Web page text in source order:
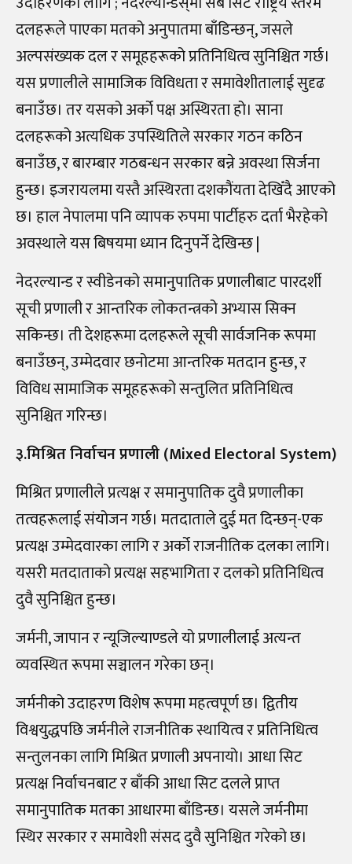
दलहरूले पाएका मतको अनुपातमा बाँडिन्छन्, जसले
अल्पसंख्यक दल र समूहहरूको प्रतिनिधित्व सुनिश्चित गर्छ।
यस प्रणालीले सामाजिक विविधता र समावेशीतालाई सुदृढ
बनाउँछ। तर यसको अर्को पक्ष अस्थिरता हो। साना
दलहरूको अत्यधिक उपस्थितिले सरकार गठन कठिन
बनाउँछ, र बारम्बार गठबन्धन सरकार बन्ने अवस्था सिर्जना
हुन्छ। इजरायलमा यस्तै अस्थिरता दशकौंयता देखिँदै आएको
छ। हाल नेपालमा पनि व्यापक रुपमा पार्टीहरु दर्ता भैरहेको
अवस्थाले यस बिषयमा ध्यान दिनुपर्ने देखिन्छ |
नेदरल्यान्ड र स्वीडेनको समानुपातिक प्रणालीबाट पारदर्शी
सूची प्रणाली र आन्तरिक लोकतन्त्रको अभ्यास सिक्न
सकिन्छ। ती देशहरूमा दलहरूले सूची सार्वजनिक रूपमा
बनाउँछन्, उम्मेदवार छनोटमा आन्तरिक मतदान हुन्छ, र
विविध सामाजिक समूहहरूको सन्तुलित प्रतिनिधित्व
सुनिश्चित गरिन्छ।
३.मिश्रित निर्वाचन प्रणाली (Mixed Electoral System)
मिश्रित प्रणालीले प्रत्यक्ष र समानुपातिक दुवै प्रणालीका
तत्वहरूलाई संयोजन गर्छ। मतदाताले दुई मत दिन्छन्-एक
प्रत्यक्ष उम्मेदवारका लागि र अर्को राजनीतिक दलका लागि।
यसरी मतदाताको प्रत्यक्ष सहभागिता र दलको प्रतिनिधित्व
दुवै सुनिश्चित हुन्छ।
जर्मनी, जापान र न्यूजिल्याण्डले यो प्रणालीलाई अत्यन्त
व्यवस्थित रूपमा सञ्चालन गरेका छन्।
जर्मनीको उदाहरण विशेष रूपमा महत्वपूर्ण छ। द्वितीय
विश्वयुद्धपछि जर्मनीले राजनीतिक स्थायित्व र प्रतिनिधित्व
सन्तुलनका लागि मिश्रित प्रणाली अपनायो। आधा सिट
प्रत्यक्ष निर्वाचनबाट र बाँकी आधा सिट दलले प्राप्त
समानुपातिक मतका आधारमा बाँडिन्छ। यसले जर्मनीमा
स्थिर सरकार र समावेशी संसद दुवै सुनिश्चित गरेको छ।